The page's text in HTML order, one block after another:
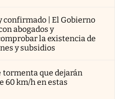
confirmado | El Gobierno
abogados y
la existencia de
y subsidios
tormenta que dejarán
60 km/h en estas